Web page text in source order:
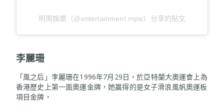
明周娛樂（@entertainment.mpw）分享的貼文
李麗珊
「風之后」李麗珊在1996年7月29日，於亞特蘭大奧運會上為
香港歷史上第一面奧運金牌，她贏得的是女子滑浪風帆奧運板
項目金牌，